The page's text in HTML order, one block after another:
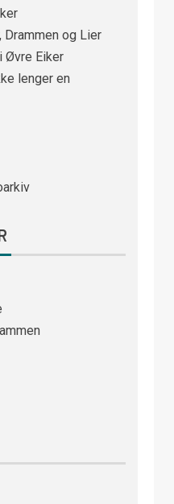
og Lier
Øvre Eiker
lenger en